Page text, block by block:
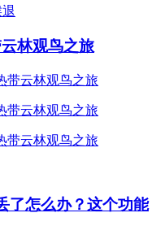
林观鸟之旅
了怎么办？这个功能